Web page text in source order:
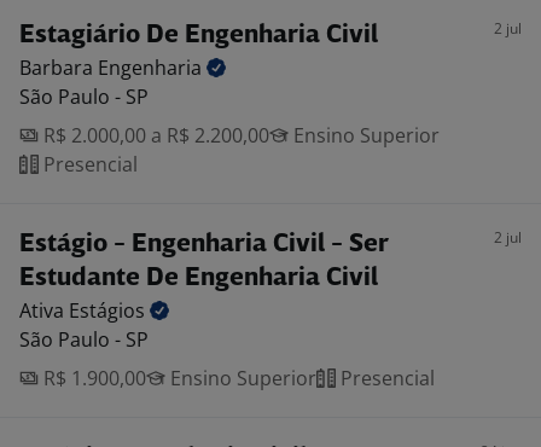
Estagiário De Engenharia Civil 2 jul
Barbara Engenharia
São Paulo - SP
R$ 2.000,00 a R$ 2.200,00
Ensino Superior
Presencial
Estágio - Engenharia Civil - Ser
Estudante De Engenharia Civil
2 jul
Ativa Estágios
São Paulo - SP
R$ 1.900,00
Ensino Superior Presencial